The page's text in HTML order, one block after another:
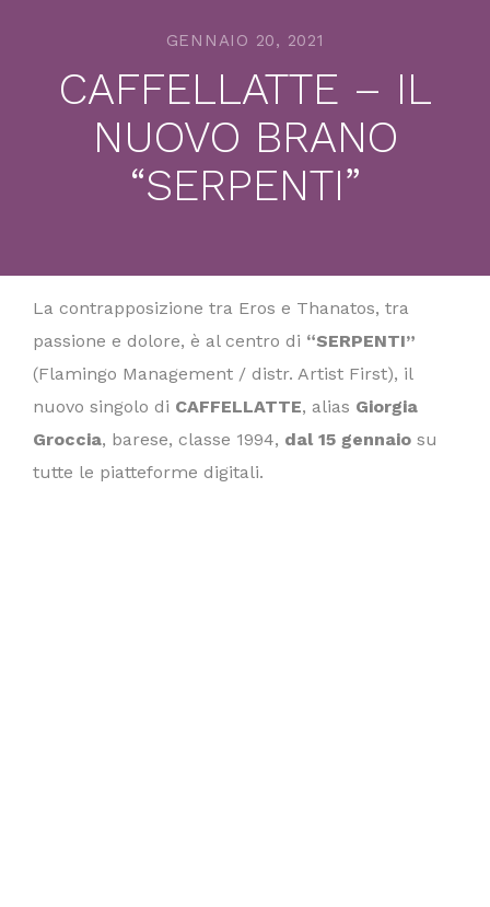
GENNAIO 20, 2021
CAFFELLATTE – IL
NUOVO BRANO
“SERPENTI”
La contrapposizione tra Eros e Thanatos, tra
passione e dolore, è al centro di “SERPENTI”
(Flamingo Management / distr. Artist First), il
nuovo singolo di CAFFELLATTE, alias Giorgia
Groccia, barese, classe 1994, dal 15 gennaio su
tutte le piatteforme digitali.